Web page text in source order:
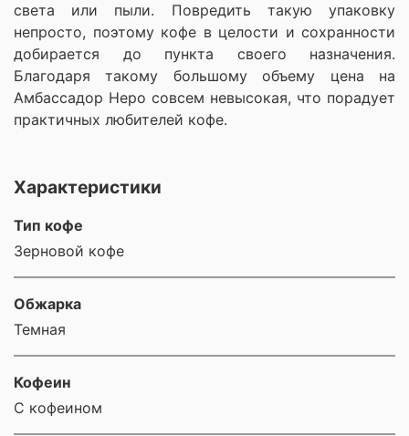
света или пыли. Повредить такую упаковку
непросто, поэтому кофе в целости и сохранности
добирается до пункта своего назначения.
Благодаря такому большому объему цена на
Амбассадор Неро совсем невысокая, что порадует
практичных любителей кофе.
Характеристики
Тип кофе
Зерновой кофе
Обжарка
Темная
Кофеин
С кофеином